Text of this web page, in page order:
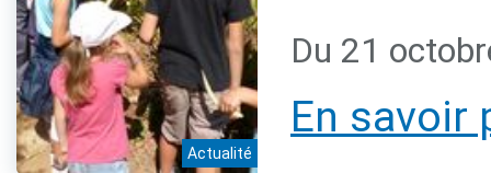
Actualité
Du 21
En savoir